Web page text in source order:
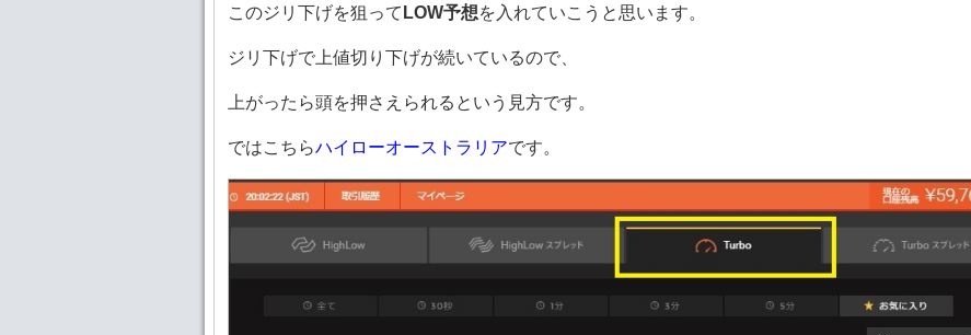
このジリ下げを狙って LOW予想を入れていこうと思います。
ジリ下げで上値切り下げが続いているので、
上がったら頭を押さえられるという見方です。
ではこちらハイローオーストラリアです。